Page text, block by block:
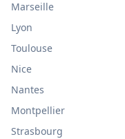
Marseille
Lyon
Toulouse
Nice
Nantes
Montpellier
Strasbourg